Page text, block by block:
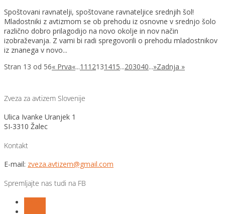
Spoštovani ravnatelji, spoštovane ravnateljice srednjih šol!
Mladostniki z avtizmom se ob prehodu iz osnovne v srednjo šolo
različno dobro prilagodijo na novo okolje in nov način
izobraževanja. Z vami bi radi spregovorili o prehodu mladostnikov
iz znanega v novo...
Stran 13 od 56« Prva«...11 12131415...203040...»Zadnja »
Zveza za avtizem Slovenije
Ulica Ivanke Uranjek 1
SI-3310 Žalec
Kontakt
E-mail: zveza.avtizem@gmail.com
Spremljajte nas tudi na FB